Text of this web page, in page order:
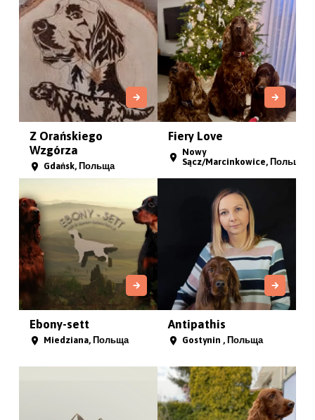
Z Orańskiego
Wzgórza
Gdańsk, Польща
Fiery Love
Nowy
Sącz/Marcinkowice, Польща
Ebony-sett
Miedziana, Польща
Antipathis
Gostynin , Польща